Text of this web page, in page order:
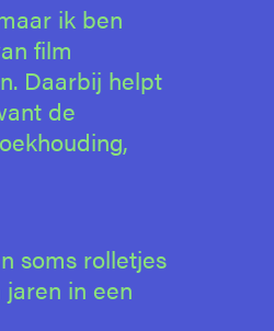
ik ben
film
Daarbij helpt
de
soms rolletjes
in een